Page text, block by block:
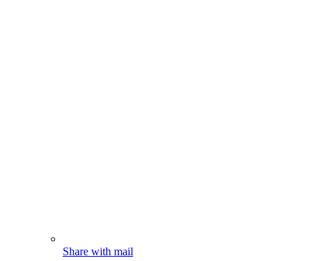
Share with mail